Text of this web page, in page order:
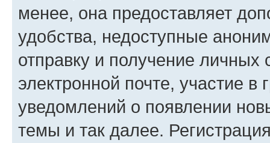
менее, она предоставляет
удобства, недоступные
отправку и получение
электронной почте, участие в
уведомлений о появлении
темы и так далее.